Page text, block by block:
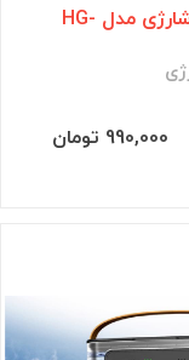
مهتابی شارژی مدل HG-
990,000 تومان